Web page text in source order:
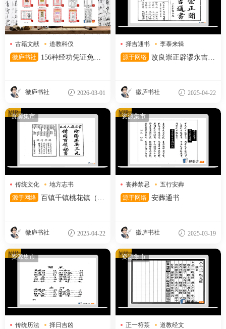
古籍文献
道教科仪
道教符箓
徽庐书社
156种经功凭证免费
徽庐书社 2026-03-01
择吉通书
李泰来辑
清宣统石印本
源于网络
改良崇正辟谬永吉通
徽庐书社 2025-04-22
资源集市
传统文化
地方志书
风水地理
源于网络
百镇千镇桃花镇（12
徽庐书社 2025-04-22
VIP 资源集市
丧葬禁忌
五行安葬
安葬吉日
源于网络 安葬通书
徽庐书社 2025-03-19
VIP
资源集市
传统历法
择日吉凶
VIP 资源集市
正一符箓
道教经文
VIP